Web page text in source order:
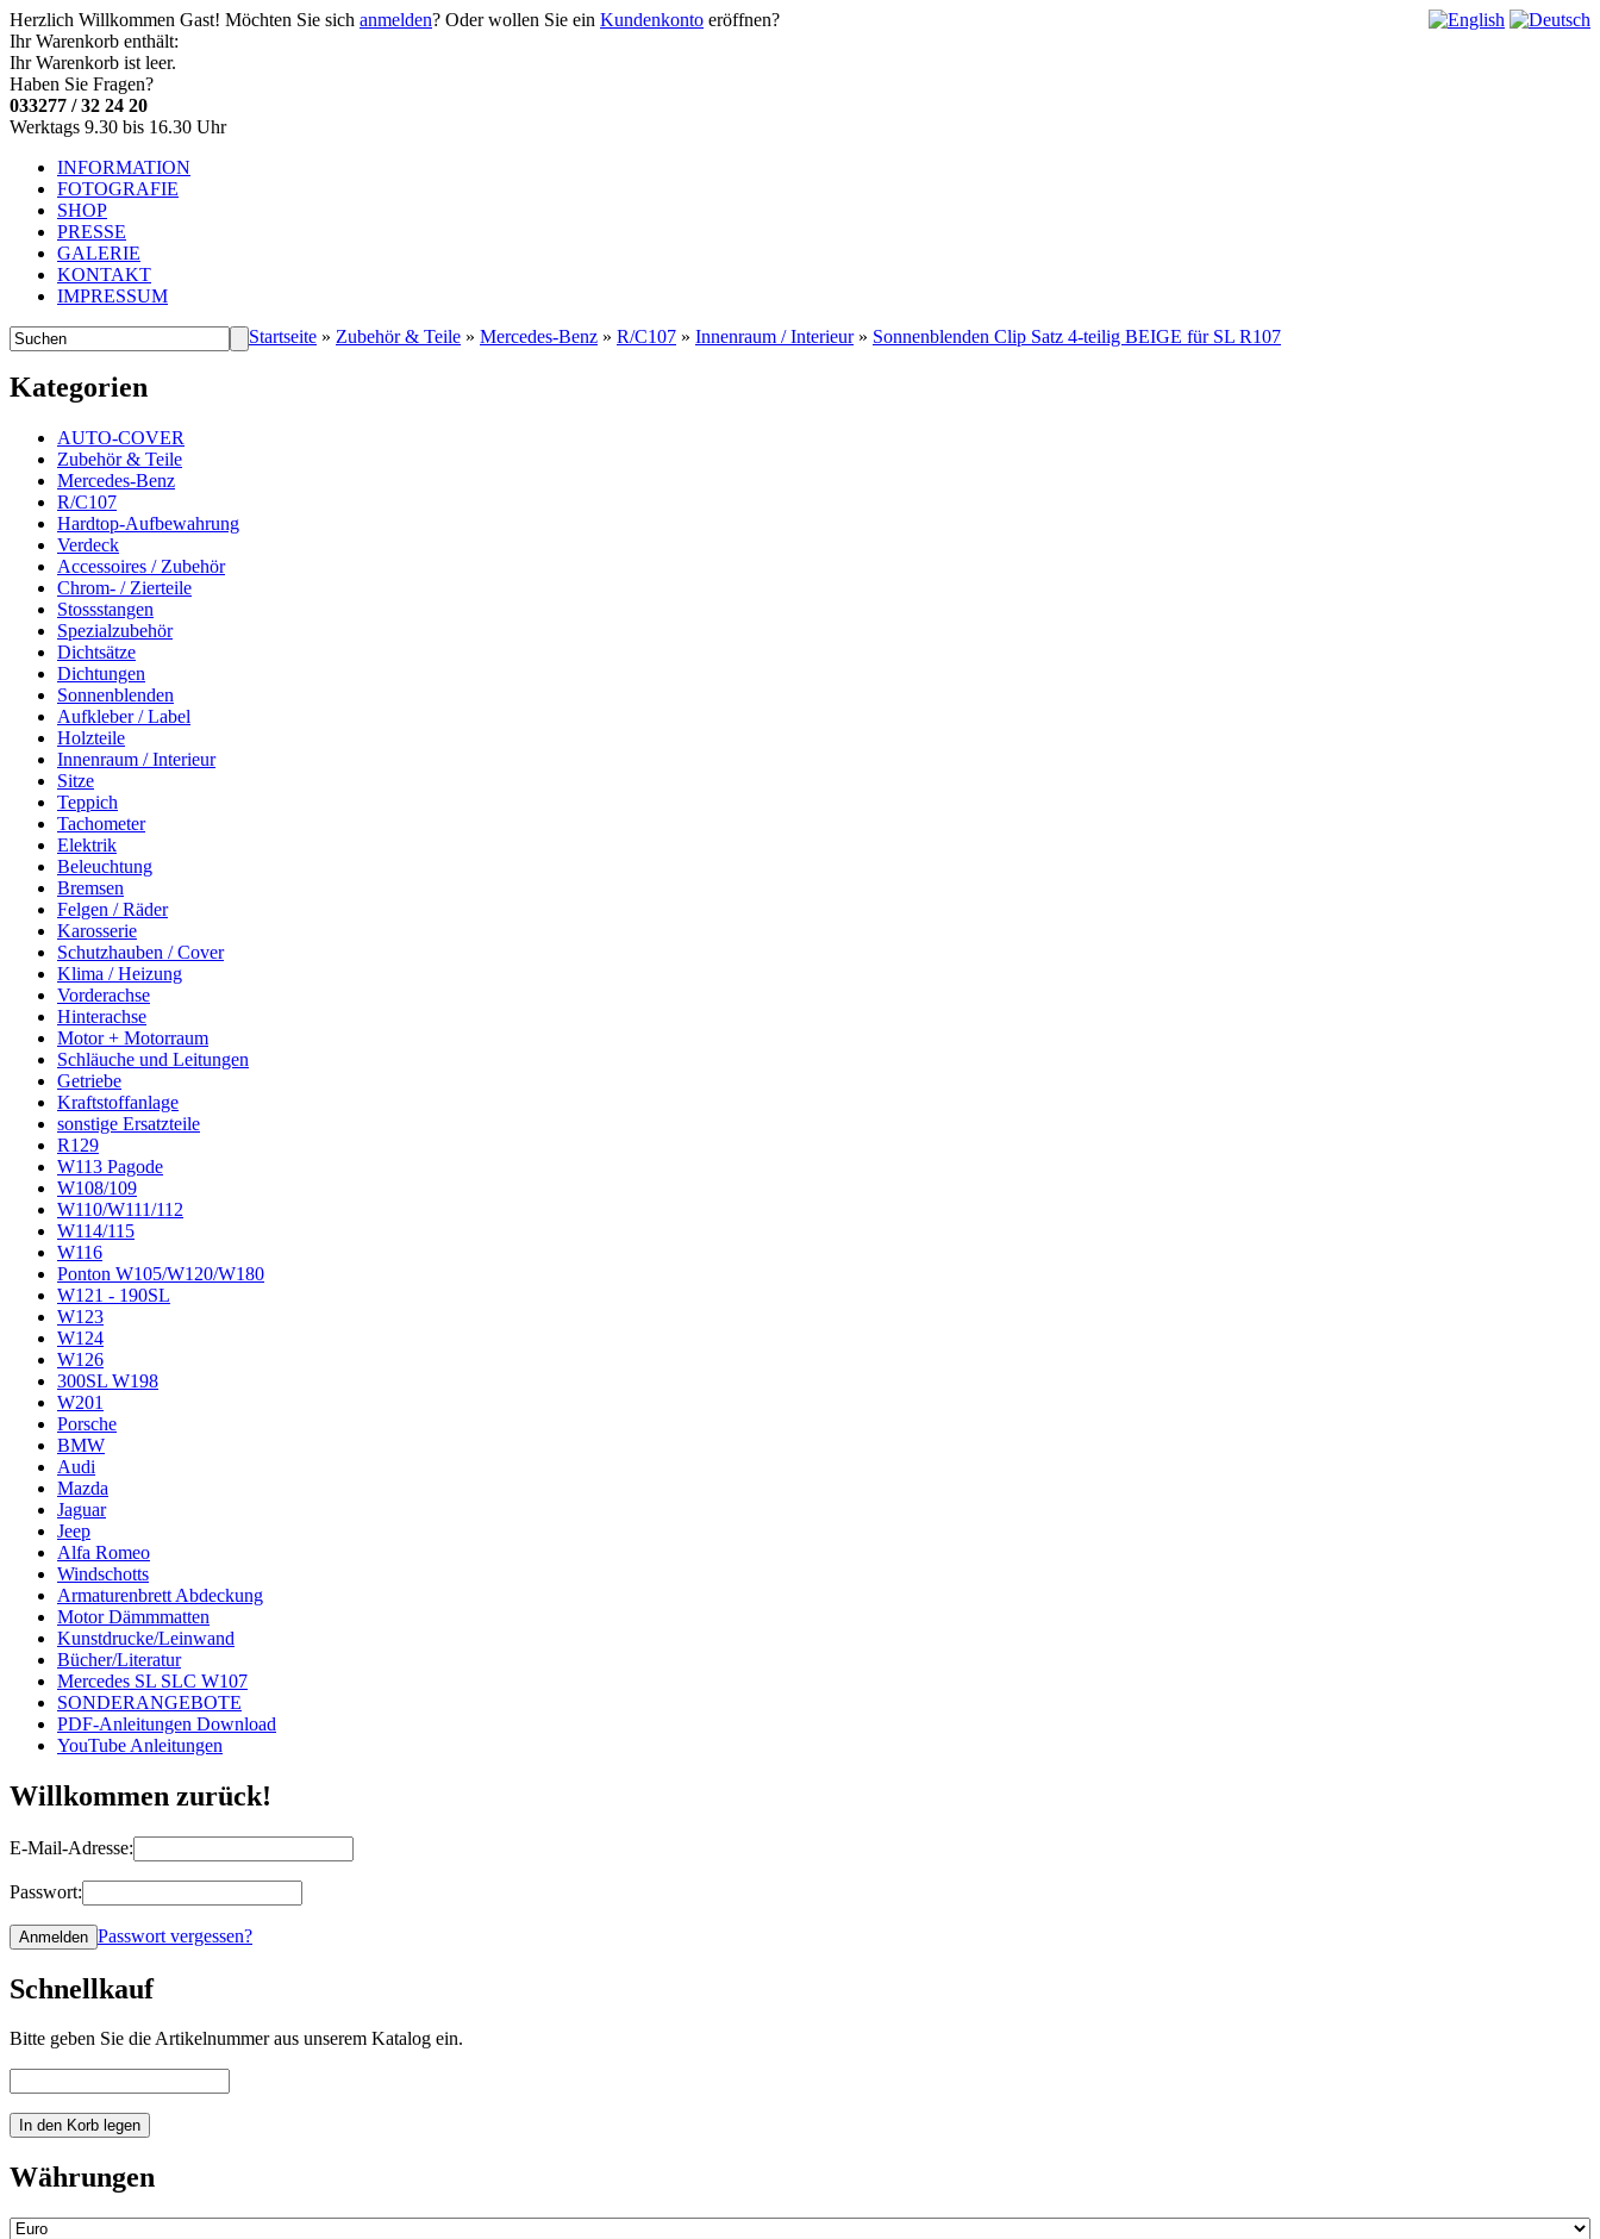
Herzlich Willkommen Gast! Möchten Sie sich anmelden? Oder wollen Sie ein Kundenkonto eröffnen?
Ihr Warenkorb enthält:
Ihr Warenkorb ist leer.
Haben Sie Fragen?
033277 / 32 24 20
Werktags 9.30 bis 16.30 Uhr
INFORMATION
FOTOGRAFIE
SHOP
PRESSE
GALERIE
KONTAKT
IMPRESSUM
Startseite » Zubehör & Teile » Mercedes-Benz » R/C107 » Innenraum / Interieur» Sonnenblenden Clip Satz 4-teilig BEIGE für SL R107
Kategorien
AUTO-COVER
Zubehör & Teile
Mercedes-Benz
R/C107
Hardtop-Aufbewahrung
Verdeck
Accessoires / Zubehör
Chrom- / Zierteile
Stossstangen
Spezialzubehör
Dichtsätze
Dichtungen
Sonnenblenden
Aufkleber / Label
Holzteile
Innenraum / Interieur
Sitze
Teppich
Tachometer
Elektrik
Beleuchtung
Bremsen
Felgen / Räder
Karosserie
Schutzhauben / Cover
Klima / Heizung
Vorderachse
Hinterachse
Motor + Motorraum
Schläuche und Leitungen
Getriebe
Kraftstoffanlage
sonstige Ersatzteile
R129
W113 Pagode
W108/109
W110/W111/112
W114/115
W116
Ponton W105/W120/W180
W121 - 190SL
W123
W124
W126
300SL W198
W201
Porsche
BMW
Audi
Mazda
Jaguar
Jeep
Alfa Romeo
Windschotts
Armaturenbrett Abdeckung
Motor Dämmmatten
Kunstdrucke/Leinwand
Bücher/Literatur
Mercedes SL SLC W107
SONDERANGEBOTE
PDF-Anleitungen Download
YouTube Anleitungen
Willkommen zurück!
E-Mail-Adresse:
Passwort:
Passwort vergessen?
Schnellkauf
Bitte geben Sie die Artikelnummer aus unserem Katalog ein.
Währungen